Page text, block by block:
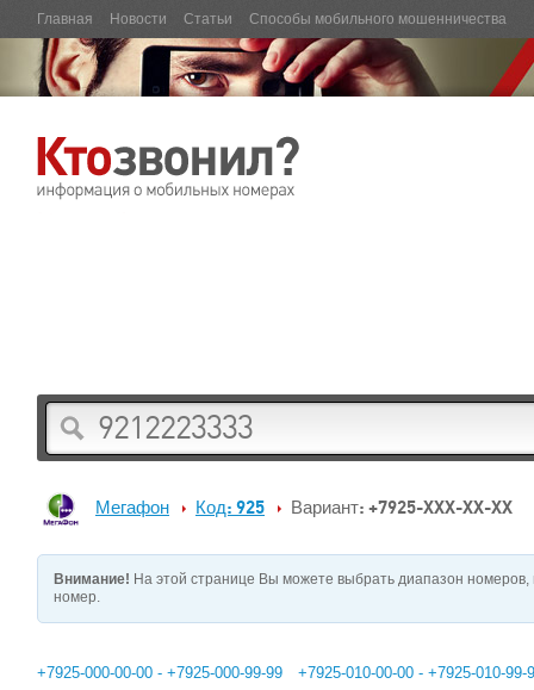
Главная Новости Статьи Способы мобильного мошенничества
Мегафон Код: 925 Вариант: +7925-XXX-XX-XX
Внимание! На этой странице Вы можете выбрать диапазон
номер.
+7925-000-00-00 - +7925-000-99-99
+7925-010-00-00 - +7925-010-99-